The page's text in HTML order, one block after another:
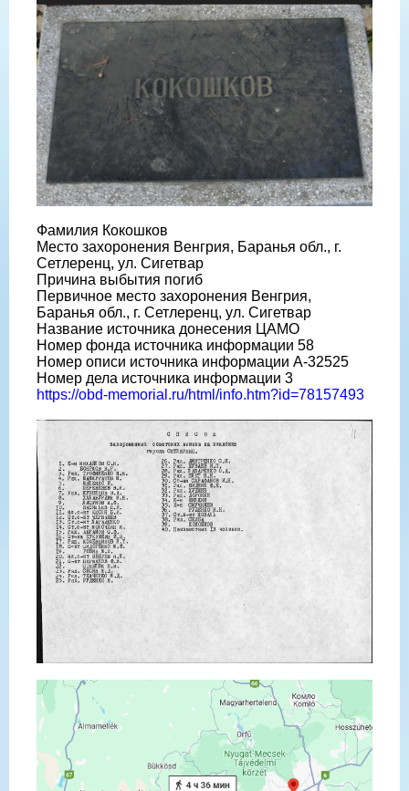
Фамилия Кокошков
Место захоронения Венгрия, Баранья обл., г.
Сетлеренц, ул. Сигетвар
Причина выбытия погиб
Первичное место захоронения Венгрия,
Баранья обл., г. Сетлеренц, ул. Сигетвар
Название источника донесения ЦАМО
Номер фонда источника информации 58
Номер описи источника информации A-32525
Номер дела источника информации 3
https://obd-memorial.ru/html/info.htm?id=78157493